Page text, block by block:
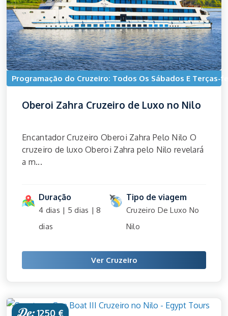
Programação do Cruzeiro: Todos Os Sábados E Terças-
Oberoi Zahra Cruzeiro de Luxo no Nilo
Encantador Cruzeiro Oberoi Zahra Pelo Nilo O
cruzeiro de luxo Oberoi Zahra pelo Nilo revelará
a m...
Duração
4 dias | 5 dias | 8
dias
Tipo de viagem
Cruzeiro De Luxo No
Nilo
Ver Cruzeiro
1250 €